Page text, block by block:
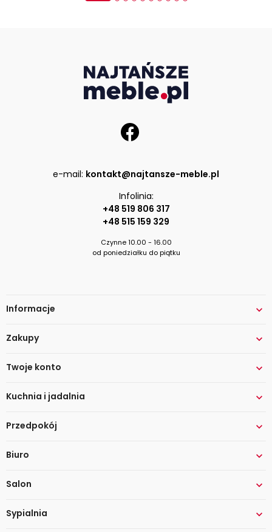
e-mail: kontakt@najtansze-meble.pl
Infolinia:
+48 519 806 317
+48 515 159 329
Czynne 10.00 - 16.00
od poniedziałku do piątku
Informacje 
Zakupy 
Twoje konto 
Kuchnia i jadalnia 
Przedpokój 
Biuro 
Salon 
Sypialnia 